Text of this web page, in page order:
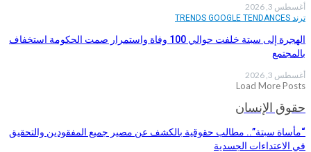
أغسطس 3, 2026
ترند TRENDS GOOGLE TENDANCES
الهجرة إلى سبتة خلفت حوالي 100 وفاة واستمرار صمت الحكومة استخفاف
بالمجتمع
أغسطس 3, 2026
Load More Posts
حقوق الإنسان
“مأساة سبتة”.. مطالب حقوقية بالكشف عن مصير جميع المفقودين والتحقيق
في الاعتداءات الجسدية